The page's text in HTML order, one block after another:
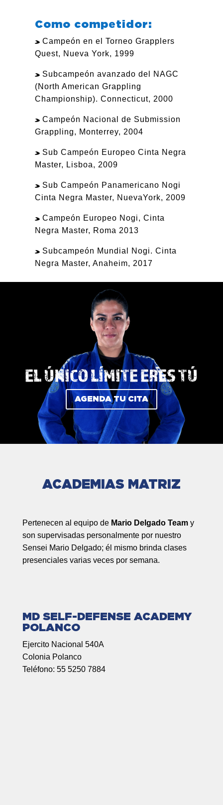
Como competidor:
Campeón en el Torneo Grapplers
Quest, Nueva York, 1999
Subcampeón avanzado del NAGC
(North American Grappling
Championship). Connecticut, 2000
Campeón Nacional de Submission
Grappling, Monterrey, 2004
Sub Campeón Europeo Cinta Negra
Master, Lisboa, 2009
Sub Campeón Panamericano Nogi
Cinta Negra Master, NuevaYork, 2009
Campeón Europeo Nogi, Cinta
Negra Master, Roma 2013
Subcampeón Mundial Nogi. Cinta
Negra Master, Anaheim, 2017
EL ÚNICO LÍMITE ERES TÚ
AGENDA TU CITA
ACADEMIAS MATRIZ
Pertenecen al equipo de Mario Delgado Team y
son supervisadas personalmente por nuestro
Sensei Mario Delgado; él mismo brinda clases
presenciales varias veces por semana.
MD SELF-DEFENSE ACADEMY
POLANCO
Ejercito Nacional 540A
Colonia Polanco
Teléfono: 55 5250 7884